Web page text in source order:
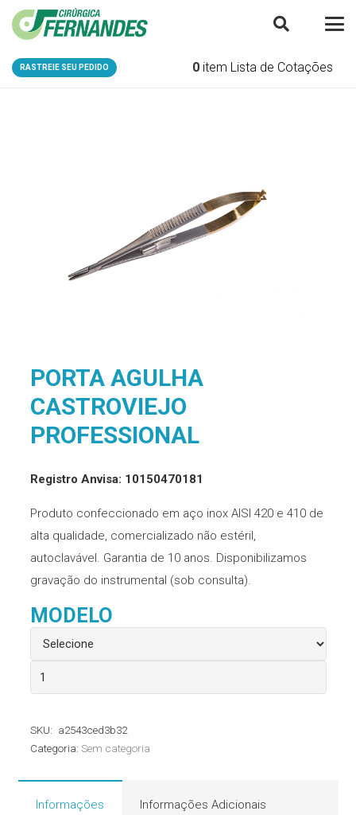
RASTREIE SEU PEDIDO 0 item Lista de Cotações
PORTA AGULHA
CASTROVIEJO
PROFESSIONAL
Registro Anvisa: 10150470181
Produto confeccionado em aço inox AISI 420 e 410 de
alta qualidade, comercializado não estéril,
autoclavável. Garantia de 10 anos. Disponibilizamos
gravação do instrumental (sob consulta).
MODELO
Porta
Agulha
Professional
SKU: a2543ced3b32
Categoria: Sem categoria
Informações Informações Adicionais